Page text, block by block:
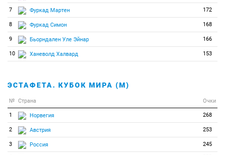
7 Фуркад Мартен 172
8 Фуркад Симон 168
9 Бьорндален Уле Эйнар 166
10 Ханеволд Халвард 153
ЭСТАФЕТА. КУБОК МИРА (М)
№ Страна Очки
1 Норвегия 268
2 Австрия 253
3 Россия 245